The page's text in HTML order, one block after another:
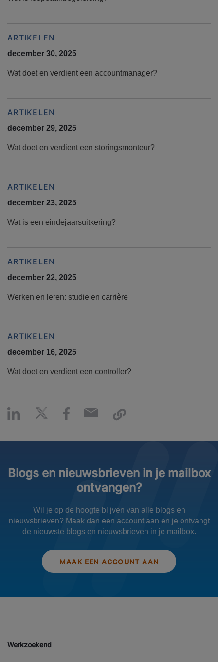
ARTIKELEN
december 30, 2025
Wat doet en verdient een accountmanager?
ARTIKELEN
december 29, 2025
Wat doet en verdient een storingsmonteur?
ARTIKELEN
december 23, 2025
Wat is een eindejaarsuitkering?
ARTIKELEN
december 22, 2025
Werken en leren: studie en carrière
ARTIKELEN
december 16, 2025
Wat doet en verdient een controller?
Blogs en nieuwsbrieven in je mailbox
ontvangen?
Wil je op de hoogte blijven van alle blogs en
nieuwsbrieven? Maak dan een account aan en je ontvangt
de nieuwste blogs en nieuwsbrieven in je mailbox.
MAAK EEN ACCOUNT AAN
Werkzoekend